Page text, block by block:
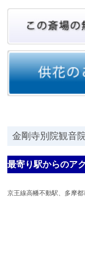
金剛寺別院観音
最寄り駅からのア
京王線高幡不動駅、多摩